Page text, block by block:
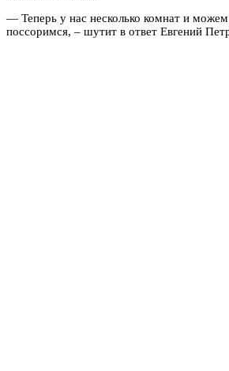
— Теперь у нас несколько комнат и можем
поссоримся, – шутит в ответ Евгений